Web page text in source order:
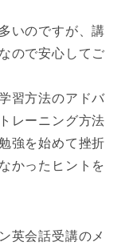
いのですが、講
ので安心してご
習方法のアドバ
レーニング方法
強を始めて挫折
かったヒントを
英会話受講のメ